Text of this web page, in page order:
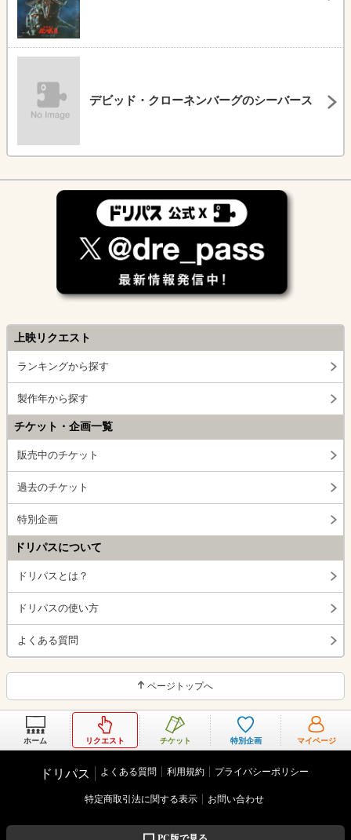
デビッド・クローネンバーグのシーバース
上映リクエスト
ランキングから探す
製作年から探す
チケット・企画一覧
販売中のチケット
過去のチケット
特別企画
ドリパスについて
ドリパスとは？
ドリパスの使い方
よくある質問
ページトップへ
ホーム リクエスト チケット 特別企画 マイページ
ドリパス よくある質問 利用規約 プライバシーポリシー
特定商取引法に関する表示 お問い合わせ